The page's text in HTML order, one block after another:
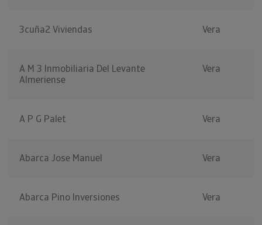
3cuña2 Viviendas Vera
A M 3 Inmobiliaria Del Levante
Almeriense
Vera
A P G Palet Vera
Abarca Jose Manuel Vera
Abarca Pino Inversiones Vera